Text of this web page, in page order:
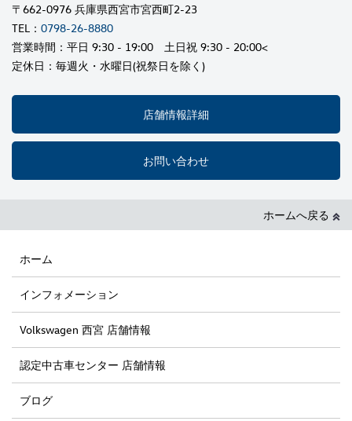
〒662-0976 兵庫県西宮市宮西町2-23
TEL： 0798-26-8880
営業時間：平日 9:30 - 19:00 土日祝 9:30 - 20:00<
定休日：毎週火・水曜日(祝祭日を除く)
店舗情報詳細
お問い合わせ
ホームへ戻る
ホーム
インフォメーション
Volkswagen 西宮 店舗情報
認定中古車センター 店舗情報
ブログ